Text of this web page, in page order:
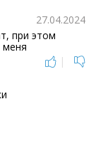
27.04.2024
при этом
меня
|